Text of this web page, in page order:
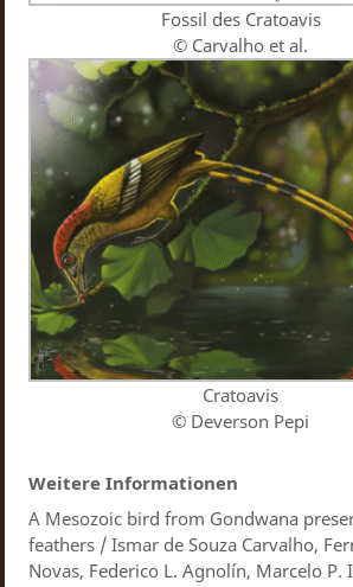
Fossil des Cratoavis
© Carvalho et al.
Cratoavis
© Deverson Pepi
Weitere Informationen
A Mesozoic bird from Gondwana
feathers / Ismar de Souza Carvalho,
Novas, Federico L. Agnolín, Marcelo P.